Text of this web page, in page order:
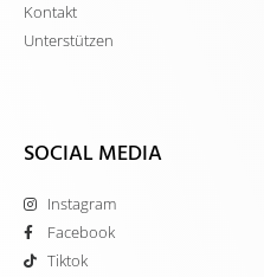
Kontakt
Unterstützen
SOCIAL MEDIA
Instagram
Facebook
Tiktok